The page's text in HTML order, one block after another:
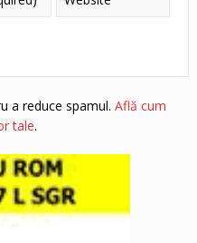
a reduce spamul. Află cum
tale.